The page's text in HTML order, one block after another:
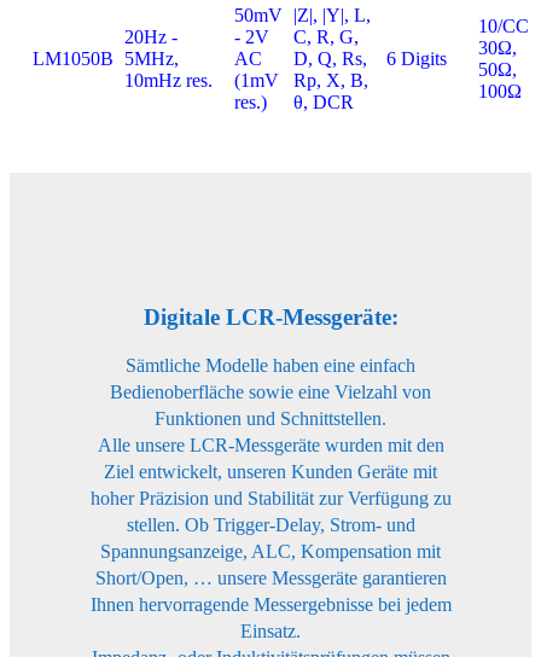
LM1050B
20Hz -
5MHz,
10mHz res.
50mV
- 2V
AC
(1mV
res.)
|Z|, |Y|, L,
C, R, G,
D, Q, Rs,
Rp, X, B,
θ, DCR
6 Digits
10/CC
30Ω,
50Ω,
100Ω
Digitale LCR-Messgeräte:
Sämtliche Modelle haben eine einfach
Bedienoberfläche sowie eine Vielzahl von
Funktionen und Schnittstellen.
Alle unsere LCR-Messgeräte wurden mit den
Ziel entwickelt, unseren Kunden Geräte mit
hoher Präzision und Stabilität zur Verfügung zu
stellen. Ob Trigger-Delay, Strom- und
Spannungsanzeige, ALC, Kompensation mit
Short/Open, … unsere Messgeräte garantieren
Ihnen hervorragende Messergebnisse bei jedem
Einsatz.